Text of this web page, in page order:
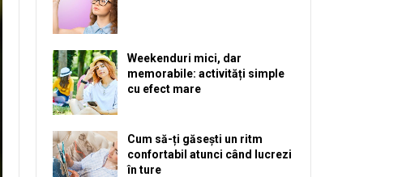
Weekenduri mici, dar
memorabile: activități simple
cu efect mare
Cum să-ți găsești un ritm
confortabil atunci când lucrezi
în ture